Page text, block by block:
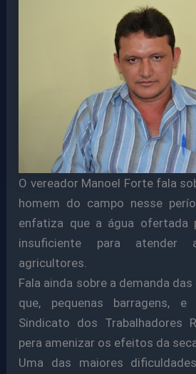
O vereador Manoel Forte fala
homem do campo nesse
enfatiza que a água ofertada
insuficiente para atender
agricultores.
Fala ainda sobre a demanda
que, pequenas barragens,
Sindicato dos Trabalhadores
pera amenizar os efeitos da
Uma das maiores